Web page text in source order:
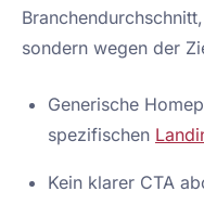
sondern wegen der
Generische
spezifischen
Kein klarer CTA